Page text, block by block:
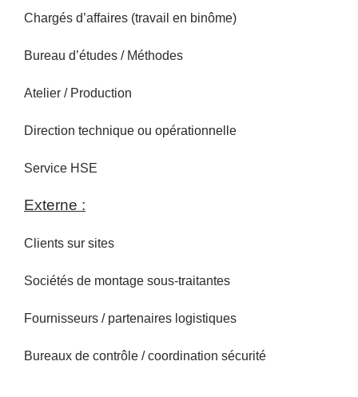
Chargés d’affaires (travail en binôme)
Bureau d’études / Méthodes
Atelier / Production
Direction technique ou opérationnelle
Service HSE
Externe :
Clients sur sites
Sociétés de montage sous-traitantes
Fournisseurs / partenaires logistiques
Bureaux de contrôle / coordination sécurité